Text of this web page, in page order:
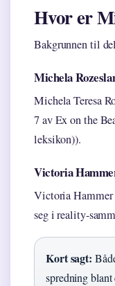
Hvor er
Bakgrunnen til
Michela
Michela Teresa
7 av Ex on the
leksikon)).
Victoria
Victoria Hammer
seg i reality-
Kort sagt:
spredning blant